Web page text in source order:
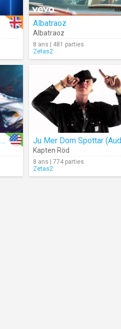
Albatraoz
Albatraoz
8 ans | 481 parties
Zetas2
Pretty Girl (Cheat Codes X CADE Remix) Ju Mer Dom Spottar
Kapten Röd
8 ans | 774 parties
Zetas2